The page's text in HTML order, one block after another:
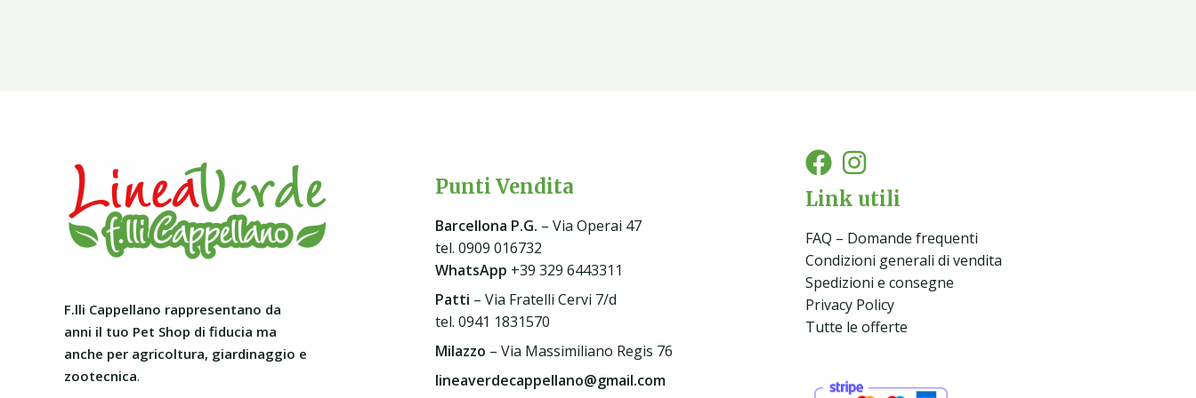
F.lli Cappellano rappresentano da
anni il tuo Pet Shop di fiducia ma
anche per agricoltura, giardinaggio e
zootecnica.
Punti Vendita
Barcellona P.G. – Via Operai 47
tel. 0909 016732
WhatsApp +39 329 6443311
Patti – Via Fratelli Cervi 7/d
tel. 0941 1831570
Milazzo – Via Massimiliano Regis 76
lineaverdecappellano@gmail.com
Link utili
FAQ – Domande frequenti
Condizioni generali di vendita
Spedizioni e consegne
Privacy Policy
Tutte le offerte